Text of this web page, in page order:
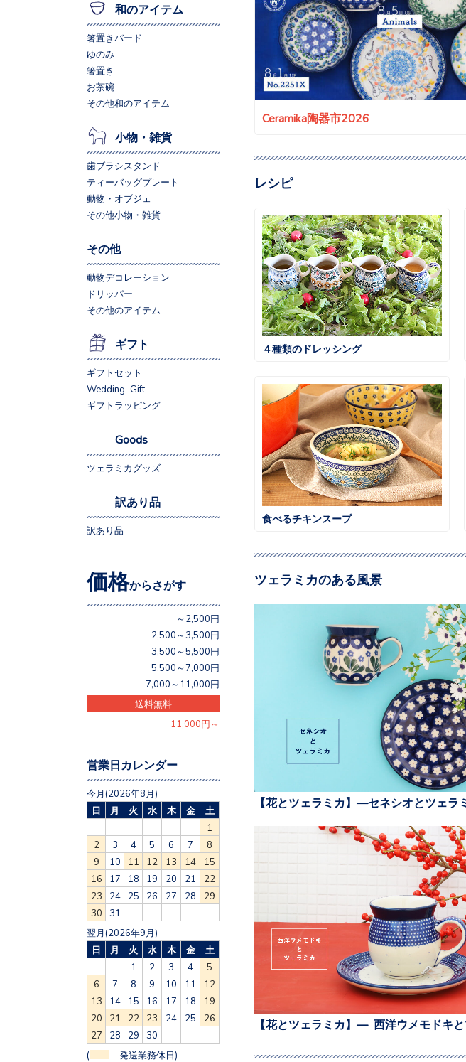
Ceramika陶器市2026
レシピ
４種類のドレッシング
食べるチキンスープ
ツェラミカのある風景
【花とツェラミカ】—セネシオとツェ
【花とツェラミカ】— 西洋ウメモドキ
和のアイテム
箸置きバード
ゆのみ
箸置き
お茶碗
その他和のアイテム
小物・雑貨
歯ブラシスタンド
ティーバッグプレート
動物・オブジェ
その他小物・雑貨
その他
動物デコレーション
ドリッパー
その他のアイテム
ギフト
ギフトセット
Wedding Gift
ギフトラッピング
Goods
ツェラミカグッズ
訳あり品
訳あり品
価格からさがす
～2,500円
2,500～3,500円
3,500～5,500円
5,500～7,000円
7,000～11,000円
送料無料
11,000円～
営業日カレンダー
今月(2026年8月)
日
月 火 水 木 金
土
1
2
3 4 5 6 7
8
9
10 11 12 13 14
15
16
17 18 19 20 21
22
23
24 25 26 27 28
29
30
31
翌月(2026年9月)
日
月 火 水 木 金
土
1
2 3 4
5
6
7 8 9 10 11
12
13
14 15 16 17 18
19
20
21 22 23 24 25
26
27
28 29 30
( 発送業務休日)